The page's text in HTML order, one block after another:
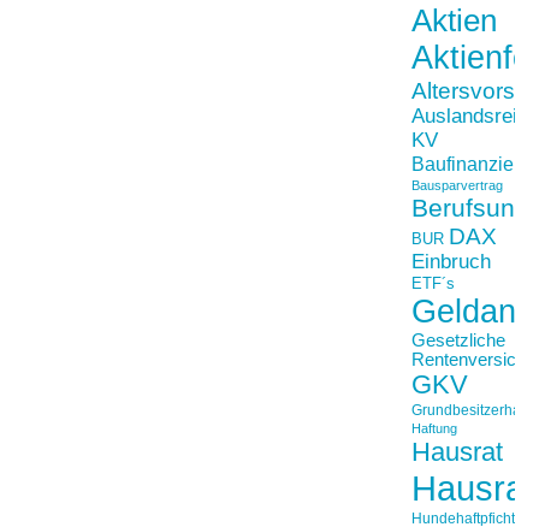
Aktien
Auslandsreise
KV
Bausparvertrag
BUR DAX
Einbruch
ETF´s
Gesetzliche
GKV
Haftung
Hausrat
Hundehaftpficht